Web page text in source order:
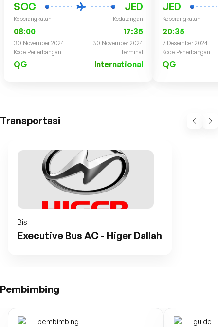
SOC JED
Keberangkatan Kedatangan
08:00 17:35
30 November 2024
30 November 2024
Kode Penerbangan
Terminal
QG International
JED
Keberangkatan
20:35
7 Desember 2024
Kode Penerbangan
QG
Transportasi
Bis
Executive Bus AC - Higer Dallah
Pembimbing
pembimbing guide